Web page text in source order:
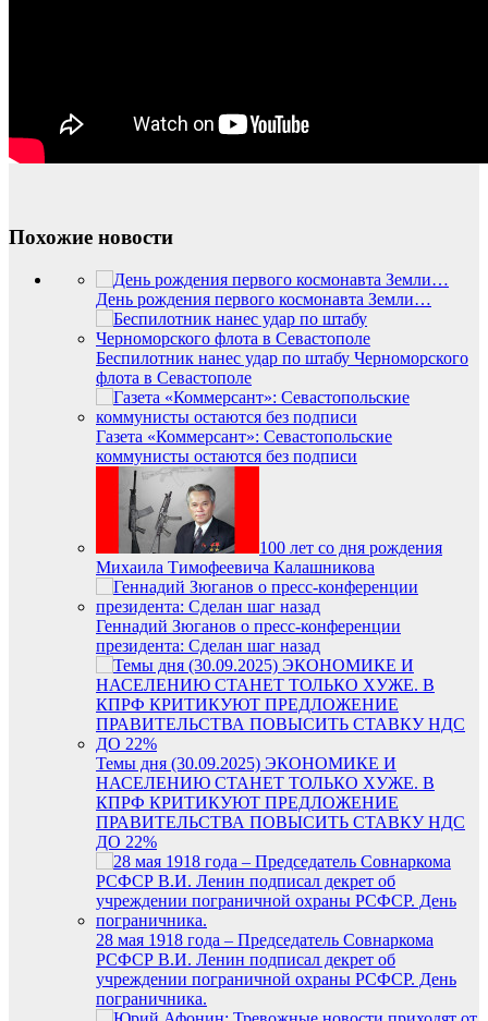
Похожие новости
День рождения первого космонавта Земли…
Беспилотник нанес удар по штабу Черноморского
флота в Севастополе
Газета «Коммерсант»: Севастопольские
коммунисты остаются без подписи
100 лет со дня рождения
Михаила Тимофеевича Калашникова
Геннадий Зюганов о пресс-конференции
президента: Сделан шаг назад
Темы дня (30.09.2025) ЭКОНОМИКЕ И
НАСЕЛЕНИЮ СТАНЕТ ТОЛЬКО ХУЖЕ. В
КПРФ КРИТИКУЮТ ПРЕДЛОЖЕНИЕ
ПРАВИТЕЛЬСТВА ПОВЫСИТЬ СТАВКУ НДС
ДО 22%
28 мая 1918 года – Председатель Совнаркома
РСФСР В.И. Ленин подписал декрет об
учреждении пограничной охраны РСФСР. День
пограничника.